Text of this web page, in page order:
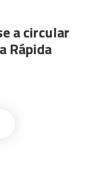
a circular
Rápida